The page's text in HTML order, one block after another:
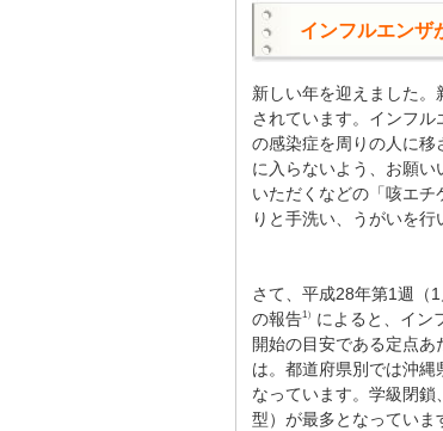
インフルエンザ
新しい年を迎えました
されています。インフ
の感染症を周りの人に移
に入らないよう、お願
いただくなどの「咳エ
りと手洗い、うがいを行
さて、平成28年第1週（
の報告1）
によると、イン
開始の目安である定点
は。都道府県別では沖
なっています。学級閉
型）が最多となっていま